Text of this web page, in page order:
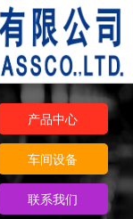
产品中心
车间设备
联系我们